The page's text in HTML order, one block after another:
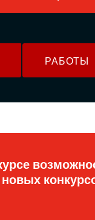
РАБОТЫ
новых